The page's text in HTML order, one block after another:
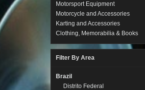
Motorsport Equipment
Motorcycle and Accessories
Karting and Accessories
Clothing, Memorabilia & Books
Filter By Area
Brazil
Distrito Federal